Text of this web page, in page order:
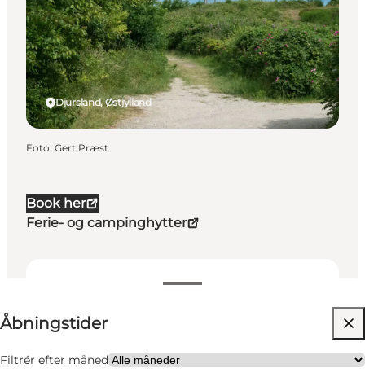
Book her
Ferie- og campinghytter
Åbningstider
Filtrér efter måned
Besøg hjemmeside
Min partner, Venner, Børn
Djursland, Østjylland
Foto: Gert Præst